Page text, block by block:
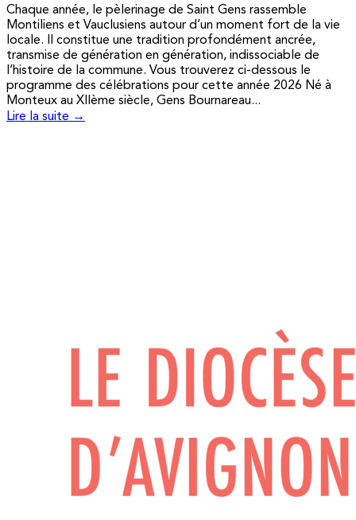
Chaque année, le pèlerinage de Saint Gens rassemble
Montiliens et Vauclusiens autour d’un moment fort de la vie
locale. Il constitue une tradition profondément ancrée,
transmise de génération en génération, indissociable de
l’histoire de la commune. Vous trouverez ci-dessous le
programme des célébrations pour cette année 2026 Né à
Monteux au XIIème siècle, Gens Bournareau...
Lire la suite →